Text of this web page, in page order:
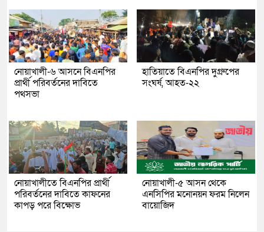
নোয়াখালী-৬ আসনে বিএনপির
প্রার্থী পরিবর্তনের দাবিতে
পথসভা
হাতিয়াতে বিএনপির দু্গ্রুপের
সংঘর্ষ, আহত-২২
নোয়াখালীতে বিএনপির প্রার্থী
পরিবর্তনের দাবিতে কাফনের
কাপড় পরে বিক্ষোভ
নোয়াখালী-৫ আসন থেকে
এনসিপির মনোনয়ন ফরম নিলেন
বায়োজিদ